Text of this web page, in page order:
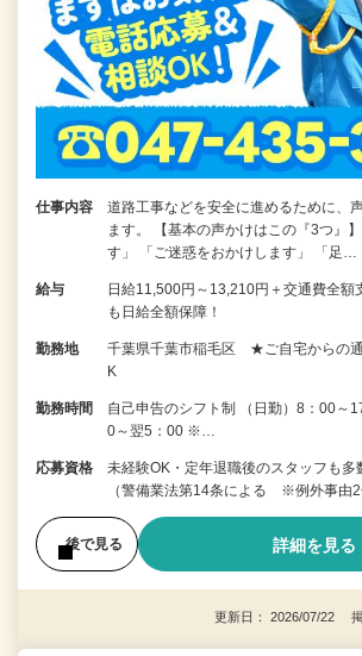
仕事内容
道路工事などを安全に進めるために、
ます。 【基本の声かけはこの『3つ』
す」 「ご迷惑をおかけします」 「足…
給与
日給11,500円～13,210円＋交通費全
も日給全額保障！
勤務地
千葉県千葉市稲毛区 ★ご自宅からの
K
勤務時間
自己申告のシフト制 （日勤）8：00～
0～翌5：00 ※…
応募資格
未経験OK・定年退職後のスタッフも多
（警備業法第14条による ※例外事由2
後で見る 詳細を見る
更新日： 2026/07/22 掲